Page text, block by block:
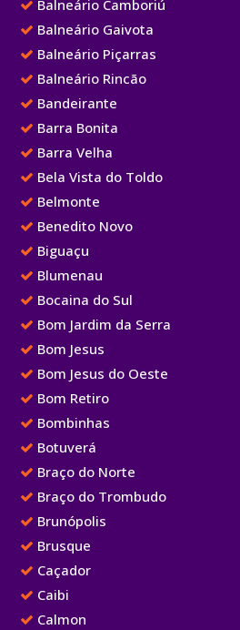
Balneário Camboriú
Balneário Gaivota
Balneário Piçarras
Balneário Rincão
Bandeirante
Barra Bonita
Barra Velha
Bela Vista do Toldo
Belmonte
Benedito Novo
Biguaçu
Blumenau
Bocaina do Sul
Bom Jardim da Serra
Bom Jesus
Bom Jesus do Oeste
Bom Retiro
Bombinhas
Botuverá
Braço do Norte
Braço do Trombudo
Brunópolis
Brusque
Caçador
Caibi
Calmon